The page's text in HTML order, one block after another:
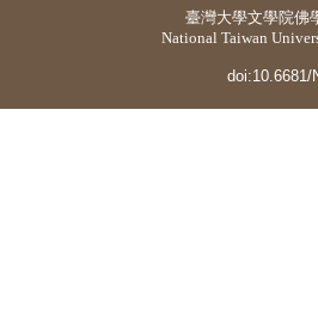
臺灣大學文學院佛
National Taiwan
doi:10.6681/